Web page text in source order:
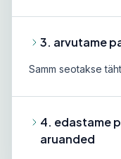
3. arvutame
Samm seotakse
4. edastame
aruanded